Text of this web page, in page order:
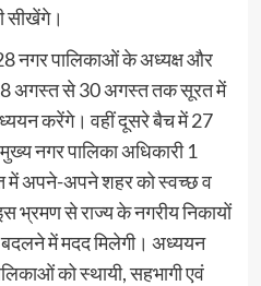
सीखेंगे।
नगर पालिकाओं के अध्यक्ष और
अगस्त से 30 अगस्त तक सूरत में
करेंगे। वहीं दूसरे बैच में 27
नगर पालिका अधिकारी 1
में अपने-अपने शहर को स्वच्छ व
भ्रमण से राज्य के नगरीय निकायों
बदलने में मदद मिलेगी। अध्ययन
को स्थायी, सहभागी एवं